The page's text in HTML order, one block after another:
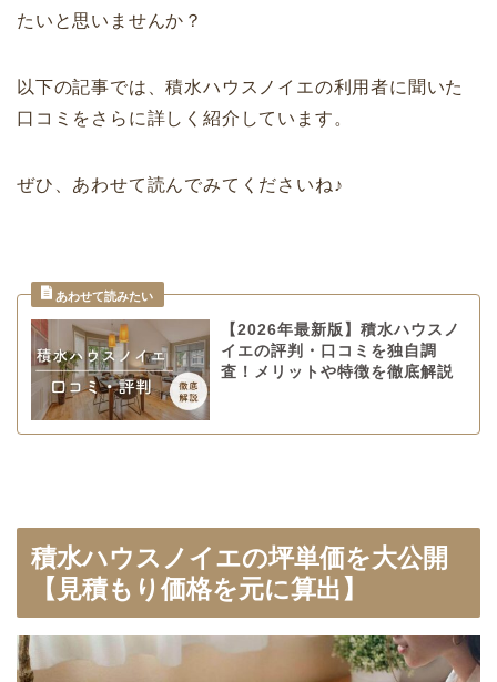
たいと思いませんか？
以下の記事では、積水ハウスノイエの利用者に聞いた
口コミをさらに詳しく紹介しています。
ぜひ、あわせて読んでみてくださいね♪
【2026年最新版】積水ハウスノ
イエの評判・口コミを独自調
査！メリットや特徴を徹底解説
積水ハウスノイエの坪単価を大公開
【見積もり価格を元に算出】